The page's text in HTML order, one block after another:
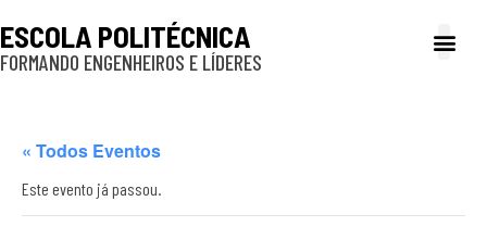
ESCOLA POLITÉCNICA
FORMANDO ENGENHEIROS E LÍDERES
« Todos Eventos
Este evento já passou.